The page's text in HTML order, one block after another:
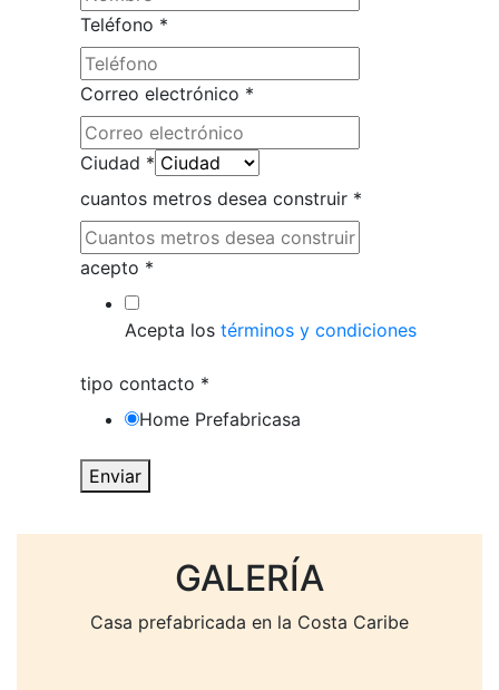
Teléfono *
Correo electrónico *
Ciudad *
cuantos metros desea construir *
acepto *
Acepta los términos y condiciones
tipo contacto *
Home Prefabricasa
Enviar
GALERÍA
Casa prefabricada en la Costa Caribe